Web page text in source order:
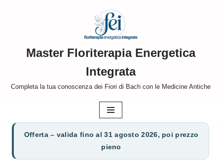
contenutoMaster Floriterapia Energetica
Integrata
Completa la tua conoscenza dei Fiori di Bach con le Medicine Antiche
Offerta – valida fino al 31 agosto 2026, poi prezzo
pieno